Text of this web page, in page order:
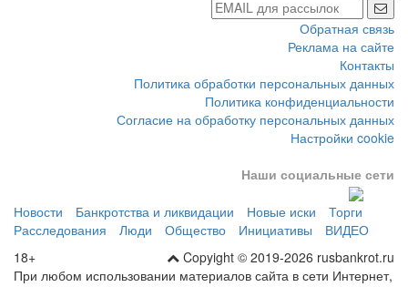
Обратная связь
Реклама на сайте
Контакты
Политика обработки персональных данных
Политика конфиденциальности
Согласие на обработку персональных данных
Настройки cookie
Торги
Расследования
Люди Общество Инициативы
ВИДЕО
Copyight © 2019-2026 rusbankrot.ru
18+
При любом использовании материалов сайта в сети Интернет,
пользователь обязан указать источник в виде гиперссылки на